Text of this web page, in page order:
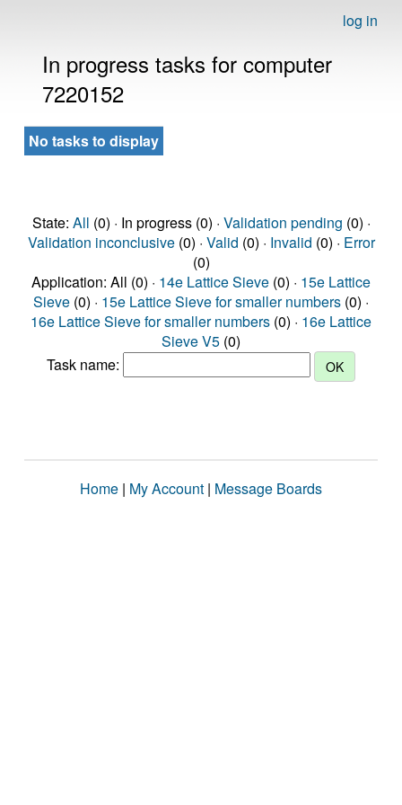
log in
In progress tasks for computer
7220152
No tasks to display
State: All (0) · In progress (0) · Validation pending (0) ·
Validation inconclusive(0) · Valid (0) · Invalid (0) · Error
(0)
Application: All (0) · 14e Lattice Sieve (0) · 15e Lattice
Sieve (0) · 15e Lattice Sieve for smaller numbers (0) ·
16e Lattice Sieve for smaller numbers (0) · 16e Lattice
Sieve V5 (0)
Task name:
Home | My Account | Message Boards